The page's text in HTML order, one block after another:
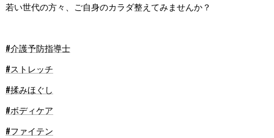
若い世代の方々、ご自身のカラダ整えてみませんか？
#介護予防指導士
#ストレッチ
#揉みほぐし
#ボディケア
#ファイテン